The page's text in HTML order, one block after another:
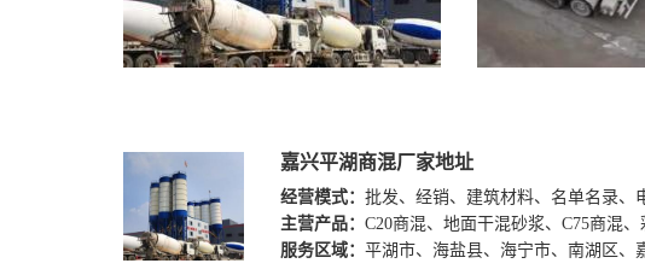
嘉兴平湖商混厂家地址
经营模式： 批发、经销、建筑材料、名单名录、
主营产品： C20商混、地面干混砂浆、C75商混
服务区域： 平湖市、海盐县、海宁市、南湖区、